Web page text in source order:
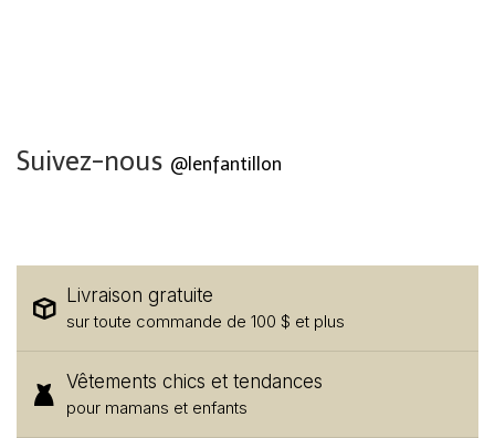
Suivez-nous @lenfantillon
Livraison gratuite
sur toute commande de 100 $ et plus
Vêtements chics et tendances
pour mamans et enfants